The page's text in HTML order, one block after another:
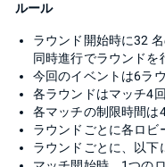
ルール
ラウンド開始時に32
同時進行でラウンドを
今回のイベントは6ラ
各ラウンドはマッチ4回
各マッチの制限時間は4
ラウンドごとに各ロビ
ラウンドごとに、以下